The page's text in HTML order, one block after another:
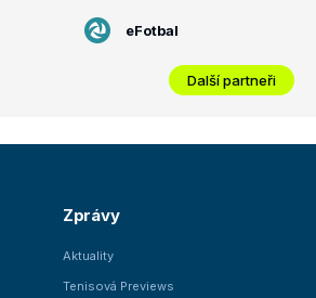
eFotbal
Další partneři
Zprávy
Aktuality
Tenisová Previews